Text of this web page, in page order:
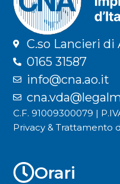
C.so Lancieri di
0165 31587
info@cna.ao.it
C.F. 91009300079 |
Privacy & Trattamento
Orari